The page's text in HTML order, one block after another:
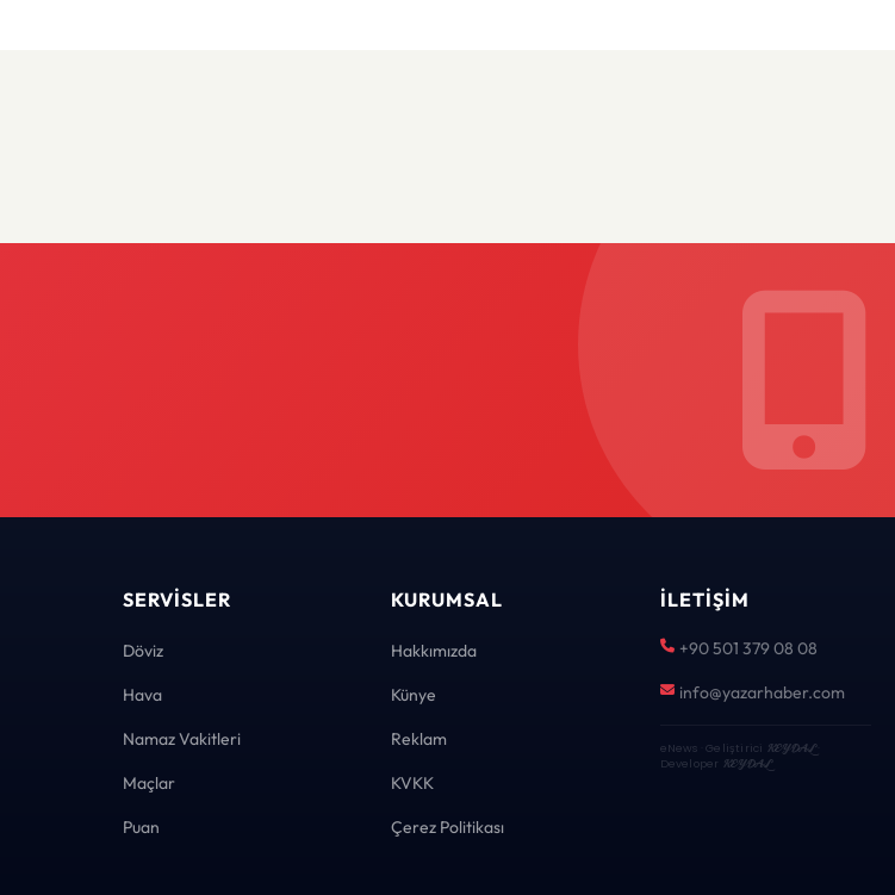
SERVISLER
Döviz
Hava
Namaz Vakitleri
Maçlar
Puan
KURUMSAL
Hakkımızda
Künye
Reklam
KVKK
Çerez Politikası
İLETIŞIM
+90 501 379 08 08
info@yazarhaber.com
eNews · Geliştirici KEYDAL·
Developer KEYDAL